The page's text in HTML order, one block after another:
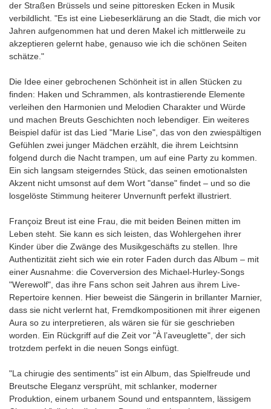
der Straßen Brüssels und seine pittoresken Ecken in Musik
verbildlicht. "Es ist eine Liebeserklärung an die Stadt, die mich vor
Jahren aufgenommen hat und deren Makel ich mittlerweile zu
akzeptieren gelernt habe, genauso wie ich die schönen Seiten
schätze."
Die Idee einer gebrochenen Schönheit ist in allen Stücken zu
finden: Haken und Schrammen, als kontrastierende Elemente
verleihen den Harmonien und Melodien Charakter und Würde
und machen Breuts Geschichten noch lebendiger. Ein weiteres
Beispiel dafür ist das Lied "Marie Lise", das von den zwiespältigen
Gefühlen zwei junger Mädchen erzählt, die ihrem Leichtsinn
folgend durch die Nacht trampen, um auf eine Party zu kommen.
Ein sich langsam steigerndes Stück, das seinen emotionalsten
Akzent nicht umsonst auf dem Wort "danse" findet – und so die
losgelöste Stimmung heiterer Unvernunft perfekt illustriert.
Françoiz Breut ist eine Frau, die mit beiden Beinen mitten im
Leben steht. Sie kann es sich leisten, das Wohlergehen ihrer
Kinder über die Zwänge des Musikgeschäfts zu stellen. Ihre
Authentizität zieht sich wie ein roter Faden durch das Album – mit
einer Ausnahme: die Coverversion des Michael-Hurley-Songs
"Werewolf", das ihre Fans schon seit Jahren aus ihrem Live-
Repertoire kennen. Hier beweist die Sängerin in brillanter Marnier,
dass sie nicht verlernt hat, Fremdkompositionen mit ihrer eigenen
Aura so zu interpretieren, als wären sie für sie geschrieben
worden. Ein Rückgriff auf die Zeit vor "À l’aveuglette", der sich
trotzdem perfekt in die neuen Songs einfügt.
"La chirugie des sentiments" ist ein Album, das Spielfreude und
Breutsche Eleganz versprüht, mit schlanker, moderner
Produktion, einem urbanem Sound und entspanntem, lässigem